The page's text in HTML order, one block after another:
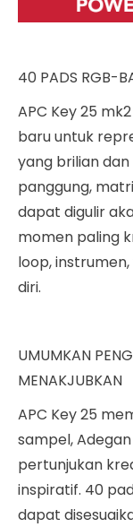
40 PADS RGB-
APC Key 25
baru untuk
yang brilian
panggung,
dapat digulir
momen paling
loop,
diri.
UMUMKAN
MENAKJUBKAN
APC Key 25
sampel,
pertunjukan
inspiratif. 40
dapat